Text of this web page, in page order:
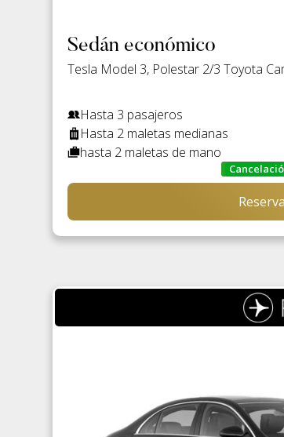
Sedán económico
Tesla Model 3, Polestar 2/3 Toyota
Hasta 3 pasajeros
Hasta 2 maletas medianas
hasta 2 maletas de mano